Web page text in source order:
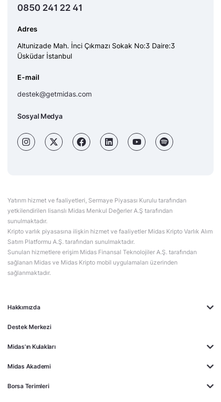
Hakkımızda
Destek Merkezi
Midas'ın Kulakları
Midas Akademi
Borsa Terimleri
0850 241 22 41
Adres
Altunizade Mah. İnci Çıkmazı Sokak No:3 Daire:3
Üsküdar İstanbul
E-mail
destek@getmidas.com
Sosyal Medya
Yatırım hizmet ve faaliyetleri, Sermaye Piyasası Kurulu tarafından
yetkilendirilen lisanslı Midas Menkul Değerler A.Ş tarafından
sunulmaktadır.
Kripto varlık piyasasına ilişkin hizmet ve faaliyetler Midas Kripto Varlık Alım
Satım Platformu A.Ş. tarafından sunulmaktadır.
Sunulan hizmetlere erişim Midas Finansal Teknolojiler A.Ş. tarafından
sağlanan Midas ve Midas Kripto mobil uygulamaları üzerinden
sağlanmaktadır.